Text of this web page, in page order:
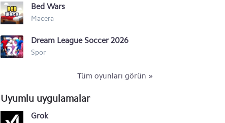
Xiaomi Redmi Note 5
Xiaomi Mi A2
Xiaomi Redmi Note 7 Pro
Xiaomi Mi Mix 2
Bed Wars
Macera
Dream League Soccer 2026
Spor
Tüm oyunları görün »
Uyumlu uygulamalar
Grok